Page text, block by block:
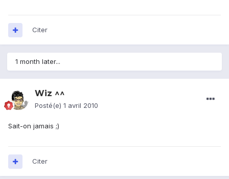
Citer
1 month later...
Wiz ^^
Posté(e) 1 avril 2010
Sait-on jamais ;)
Citer